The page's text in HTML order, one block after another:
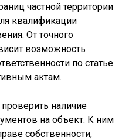
частной территории
квалификации
От точного
возможность
по статье
актам.
наличие
на объект. К ним
собственности,